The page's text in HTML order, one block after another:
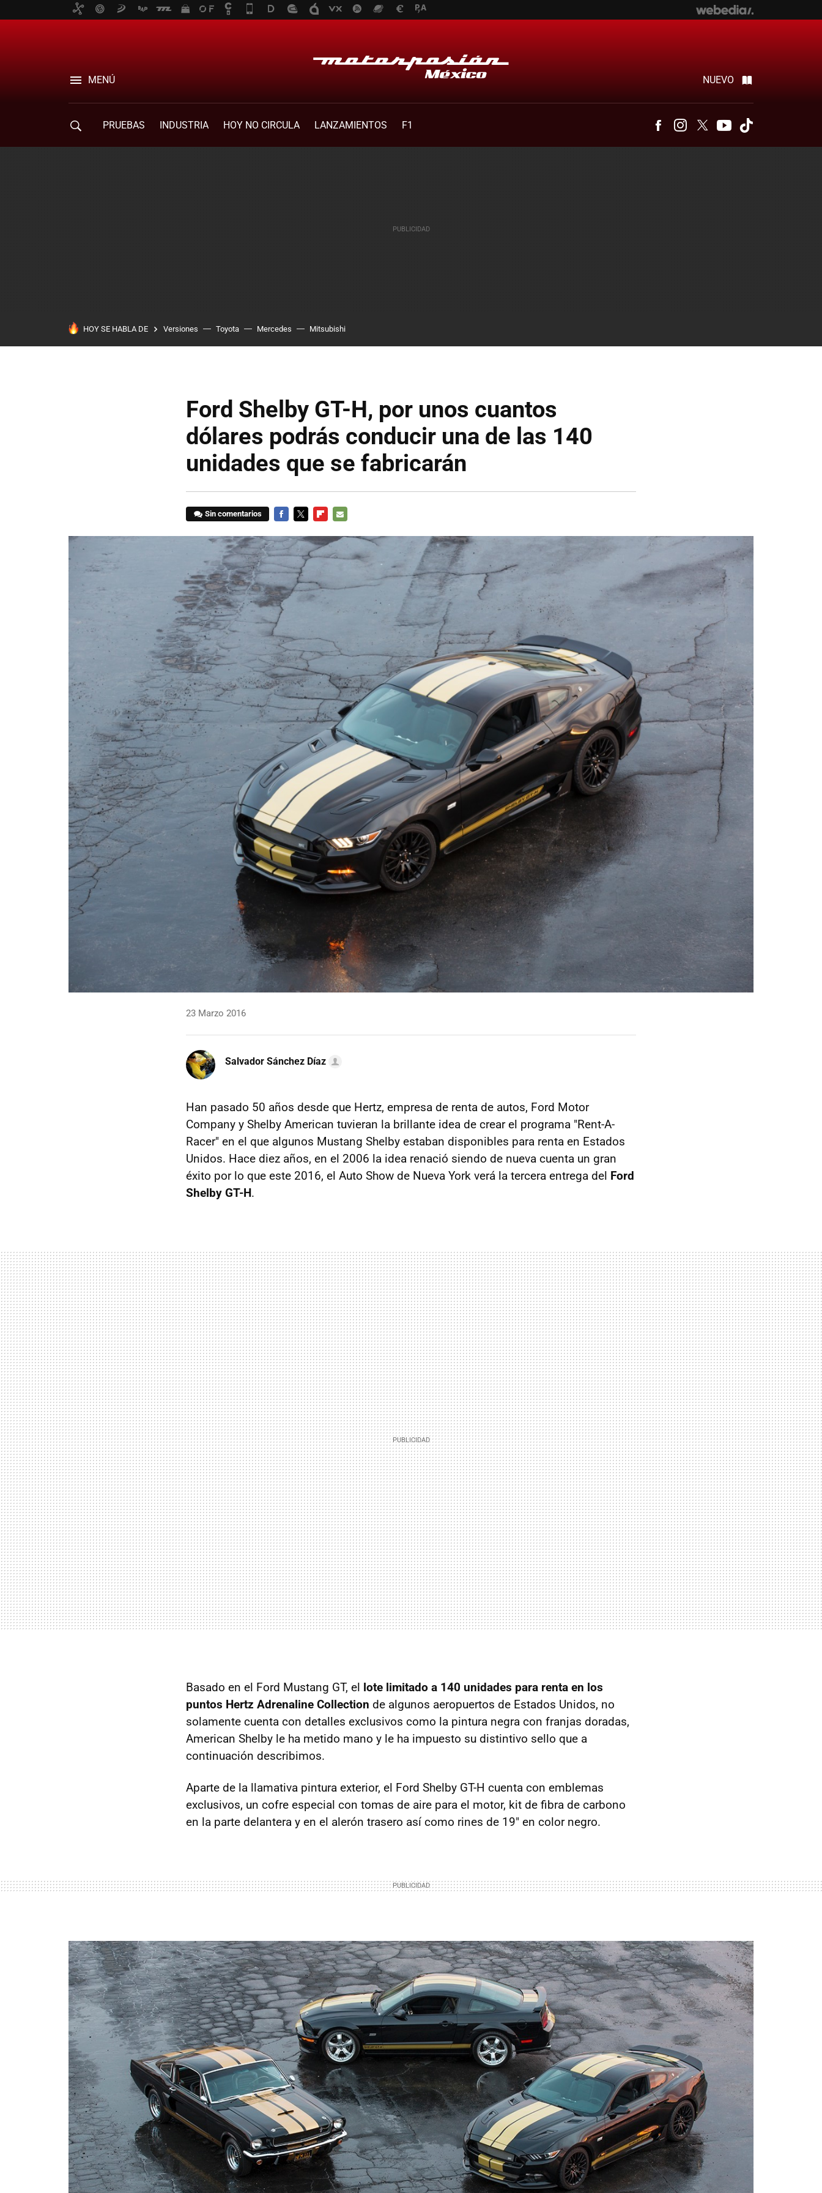
MENÚ NUEVO
PRUEBAS INDUSTRIA HOY NO CIRCULA LANZAMIENTOS F1 FacebookInstagram
Twitter Youtube
HOY SE HABLA DE Versiones Toyota Mercedes Mitsubishi
Ford Shelby GT-H, por unos cuantos
dólares podrás conducir una de las 140
unidades que se fabricarán
Sin comentarios
MAIL
23 Marzo 2016
Salvador Sánchez Díaz
Han pasado 50 años desde que Hertz, empresa de renta de autos, Ford Motor
Company y Shelby American tuvieran la brillante idea de crear el programa "Rent-A-
Racer" en el que algunos Mustang Shelby estaban disponibles para renta en Estados
Unidos. Hace diez años, en el 2006 la idea renació siendo de nueva cuenta un gran
éxito por lo que este 2016, el Auto Show de Nueva York verá la tercera entrega del Ford
Shelby GT-H.
Basado en el Ford Mustang GT, el lote limitado a 140 unidades para renta en los
puntos Hertz Adrenaline Collection de algunos aeropuertos de Estados Unidos, no
solamente cuenta con detalles exclusivos como la pintura negra con franjas doradas,
American Shelby le ha metido mano y le ha impuesto su distintivo sello que a
continuación describimos.
Aparte de la llamativa pintura exterior, el Ford Shelby GT-H cuenta con emblemas
exclusivos, un cofre especial con tomas de aire para el motor, kit de fibra de carbono
en la parte delantera y en el alerón trasero así como rines de 19" en color negro.